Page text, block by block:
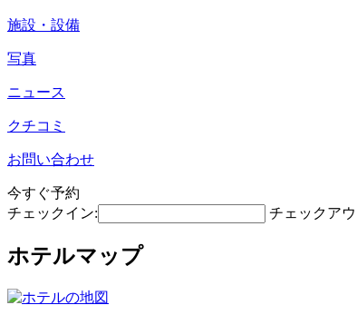
施設・設備
写真
ニュース
クチコミ
お問い合わせ
今すぐ予約
チェックイン:
チェックア
ホテルマップ